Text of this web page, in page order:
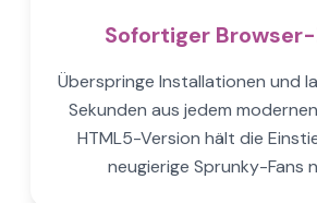
Sofortiger
Überspringe Installationen und
Sekunden aus jedem
HTML5-Version hält die
neugierige Sprunky-Fans